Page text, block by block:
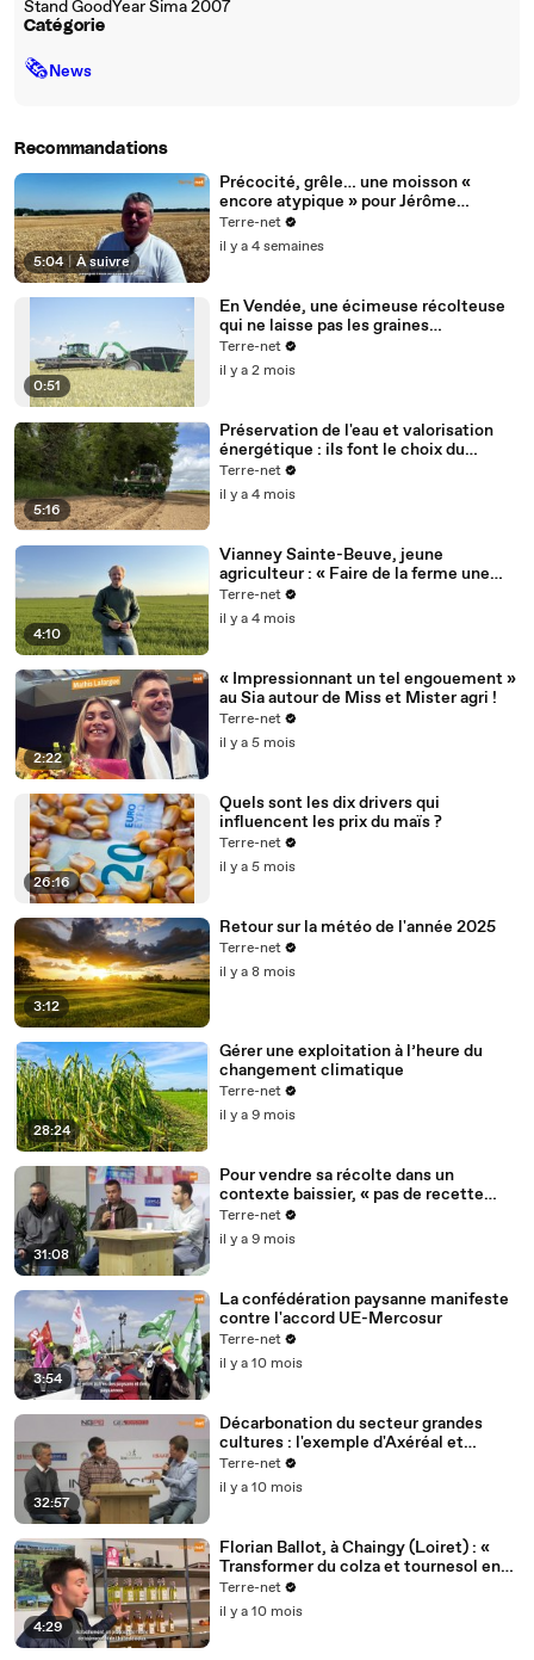
Stand GoodYear Sima 2007
Catégorie
🗞News
Recommandations
5:04 | À suivre
Précocité, grêle… une moisson «
encore atypique » pour Jérôme
Régnault
Terre-net
il y a 4 semaines
0:51
En Vendée, une écimeuse récolteuse
qui ne laisse pas les graines
d'adventices dans la parcelle
Terre-net
il y a 2 mois
5:16
Préservation de l'eau et valorisation
énergétique : ils font le choix du
miscanthus
Terre-net
il y a 4 mois
4:10
Vianney Sainte-Beuve, jeune
agriculteur : « Faire de la ferme une
entreprise comme une autre »
Terre-net
il y a 4 mois
2:22
« Impressionnant un tel engouement »
au Sia autour de Miss et Mister agri !
Terre-net
il y a 5 mois
26:16
Quels sont les dix drivers qui
influencent les prix du maïs ?
Terre-net
il y a 5 mois
3:12
Retour sur la météo de l'année 2025
Terre-net
il y a 8 mois
28:24
Gérer une exploitation à l’heure du
changement climatique
Terre-net
il y a 9 mois
31:08
Pour vendre sa récolte dans un
contexte baissier, « pas de recette
miracle » mais « une stratégie de
commercialisation à suivre »
Terre-net
il y a 9 mois
3:54
La confédération paysanne manifeste
contre l'accord UE-Mercosur
Terre-net
il y a 10 mois
32:57
Décarbonation du secteur grandes
cultures : l'exemple d'Axéréal et
l'initiative d'un agriculteur pour un
engrais azoté local
Terre-net
il y a 10 mois
4:29
Florian Ballot, à Chaingy (Loiret) : «
Transformer du colza et tournesol en
huile : une aventure familiale »
Terre-net
il y a 10 mois